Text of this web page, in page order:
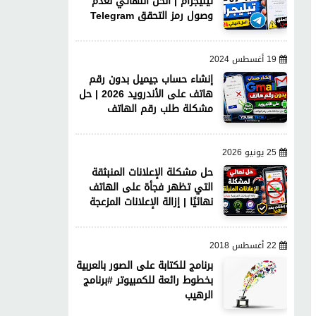
وصول رمز التحقق Telegram
19 أغسطس 2024
إنشاء حساب جيميل بدون رقم
هاتف على الأندرويد 2026 | حل
مشكلة طلب رقم الهاتف
25 يونيو 2026
حل مشكلة الإعلانات المنبثقة
التي تظهر فجأة على الهاتف
نهائيًا | إزالة الإعلانات المزعجة
22 أغسطس 2018
برنامج للكتابة على الصور بالعربية
بخطوط رائعة للكمبيوتر #برنامج
الرهيب